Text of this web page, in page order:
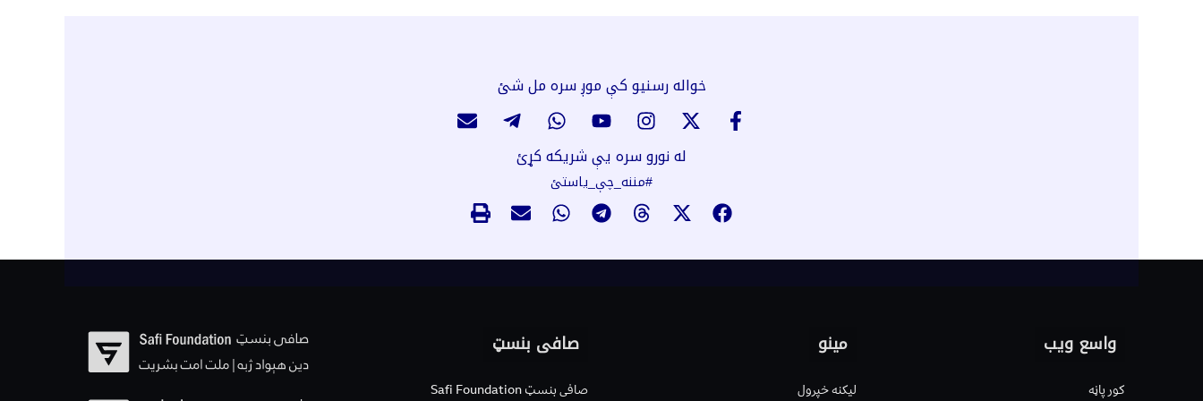
خواله رسنیو کې موږ سره مل شئ
له نورو سره یې شریکه کړئ
#مننه_چې_یاستئ
واسع ویب
کور پاڼه
مینو
لیکنه خپرول
صافی بنسټ
صافی بنسټ Safi Foundation